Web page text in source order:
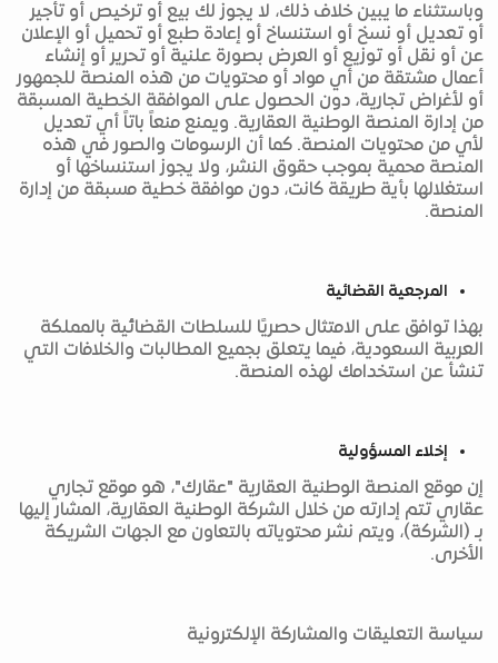
وباستثناء ما يبين خلاف ذلك، لا يجوز لك بيع أو ترخيص أو تأجير
أو تعديل أو نسخ أو استنساخ أو إعادة طبع أو تحميل أو الإعلان
عن أو نقل أو توزيع أو العرض بصورة علنية أو تحرير أو إنشاء
أعمال مشتقة من أي مواد أو محتويات من هذه المنصة للجمهور
أو لأغراض تجارية، دون الحصول على الموافقة الخطية المسبقة
من إدارة المنصة الوطنية العقارية. ويمنع منعاً باتاً أي تعديل
لأي من محتويات المنصة. كما أن الرسومات والصور في هذه
المنصة محمية بموجب حقوق النشر، ولا يجوز استنساخها أو
استغلالها بأية طريقة كانت، دون موافقة خطية مسبقة من إدارة
المنصة.
المرجعية القضائية
بهذا توافق على الامتثال حصريًا للسلطات القضائية بالمملكة
العربية السعودية، فيما يتعلق بجميع المطالبات والخلافات التي
تنشأ عن استخدامك لهذه المنصة.
إخلاء المسؤولية
إن موقع المنصة الوطنية العقارية "عقارك"، هو موقع تجاري
عقاري تتم إدارته من خلال الشركة الوطنية العقارية، المشار إليها
بـ (الشركة)، ويتم نشر محتوياته بالتعاون مع الجهات الشريكة
الأخرى.
سياسة التعليقات والمشاركة الإلكترونية